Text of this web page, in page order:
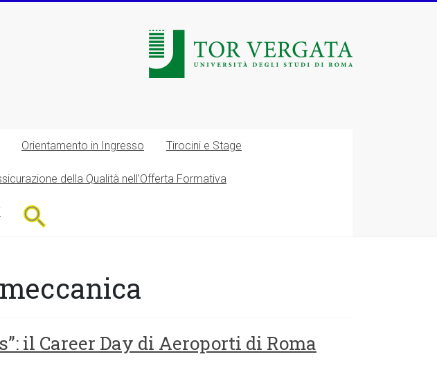
Orientamento in Ingresso Tirocini e Stage
della Qualità nell’Offerta Formativa
il Career Day di Aeroporti di Roma